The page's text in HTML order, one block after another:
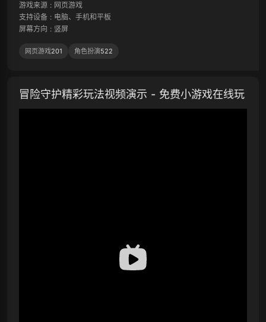
游戏来源 : 网页游戏
支持设备 : 电脑、手机和平板
屏幕方向 : 竖屏
网页游戏201 角色扮演522
冒险守护精彩玩法视频演示 - 免费小游戏在线玩